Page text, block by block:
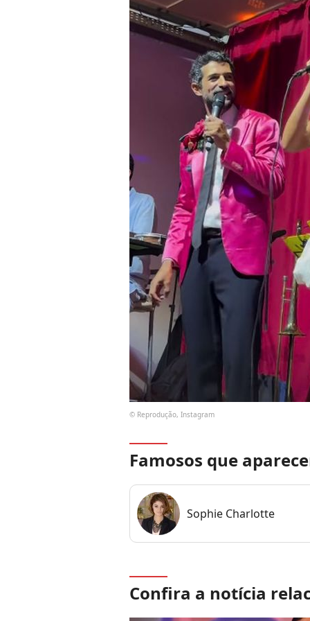
© Reprodução, Instagram
Famosos que
Sophie Charlotte
Confira a notícia